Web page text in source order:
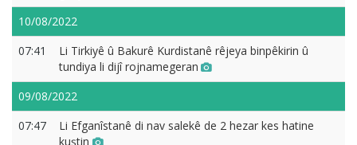
10/08/2022
07:41
Li Tirkiyê û Bakurê Kurdistanê rêjeya binpêkirin û
tundiya li dijî rojnamegeran
09/08/2022
07:47
Li Efganîstanê di nav salekê de 2 hezar kes hatine
kuştin